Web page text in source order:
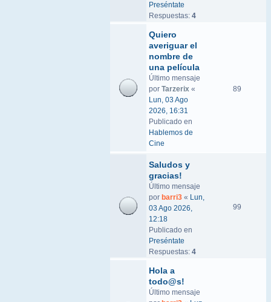
Preséntate
Respuestas: 4
Quiero
averiguar el
nombre de
una película
Último mensaje
por Tarzerix «
Lun, 03 Ago
2026, 16:31
Publicado en
Hablemos de
Cine
89
Saludos y
gracias!
Último mensaje
por barri3 « Lun,
03 Ago 2026,
12:18
Publicado en
Preséntate
Respuestas: 4
99
Hola a
todo@s!
Último mensaje